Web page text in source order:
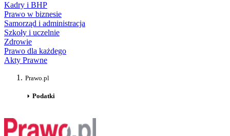
Kadry i BHP
Prawo w biznesie
Samorząd i administracja
Szkoły i uczelnie
Zdrowie
Prawo dla każdego
Akty Prawne
Prawo.pl
Podatki